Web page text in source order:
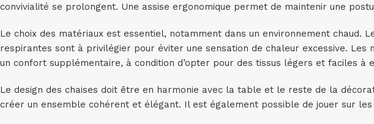
convivialité se prolongent. Une assise ergonomique permet de maintenir une
Le choix des matériaux est essentiel, notamment dans un environnement chaud.
respirantes sont à privilégier pour éviter une sensation de chaleur excessive.
un confort supplémentaire, à condition d’opter pour des tissus légers et faciles à
Le design des chaises doit être en harmonie avec la table et le reste de la
créer un ensemble cohérent et élégant. Il est également possible de jouer sur